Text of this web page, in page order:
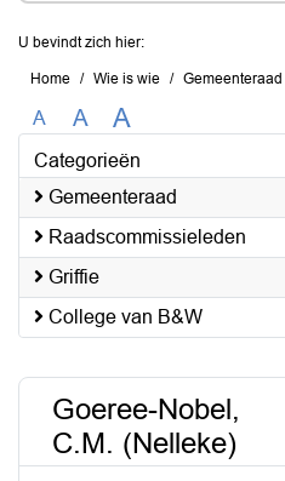
U bevindt zich hier:
Home Wie is wie Gemeenteraad
A A A
Categorieën
Gemeenteraad
Raadscommissieleden
Griffie
College van B&W
Goeree-Nobel,
C.M. (Nelleke)